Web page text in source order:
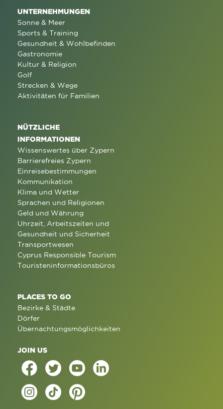
UNTERNEHMUNGEN
Sonne & Meer
Sports & Training
Gesundheit & Wohlbefinden
Gastronomie
Kultur & Religion
Golf
Strecken & Wege
Aktivitäten für Familien
NÜTZLICHE
INFORMATIONEN
Wissenswertes über Zypern
Barrierefreies Zypern
Einreisebestimmungen
Kommunikation
Klima und Wetter
Sprachen und Religionen
Geld und Währung
Uhrzeit, Arbeitszeiten und
Gesundheit und Sicherheit
Transportwesen
Cyprus Responsible Tourism
Touristeninformationsbüros
PLACES TO GO
Bezirke & Städte
Dörfer
Übernachtungsmöglichkeiten
JOIN US